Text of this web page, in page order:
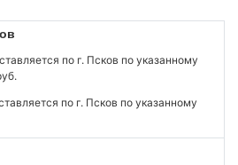
по г. Псков по указанному
по г. Псков по указанному